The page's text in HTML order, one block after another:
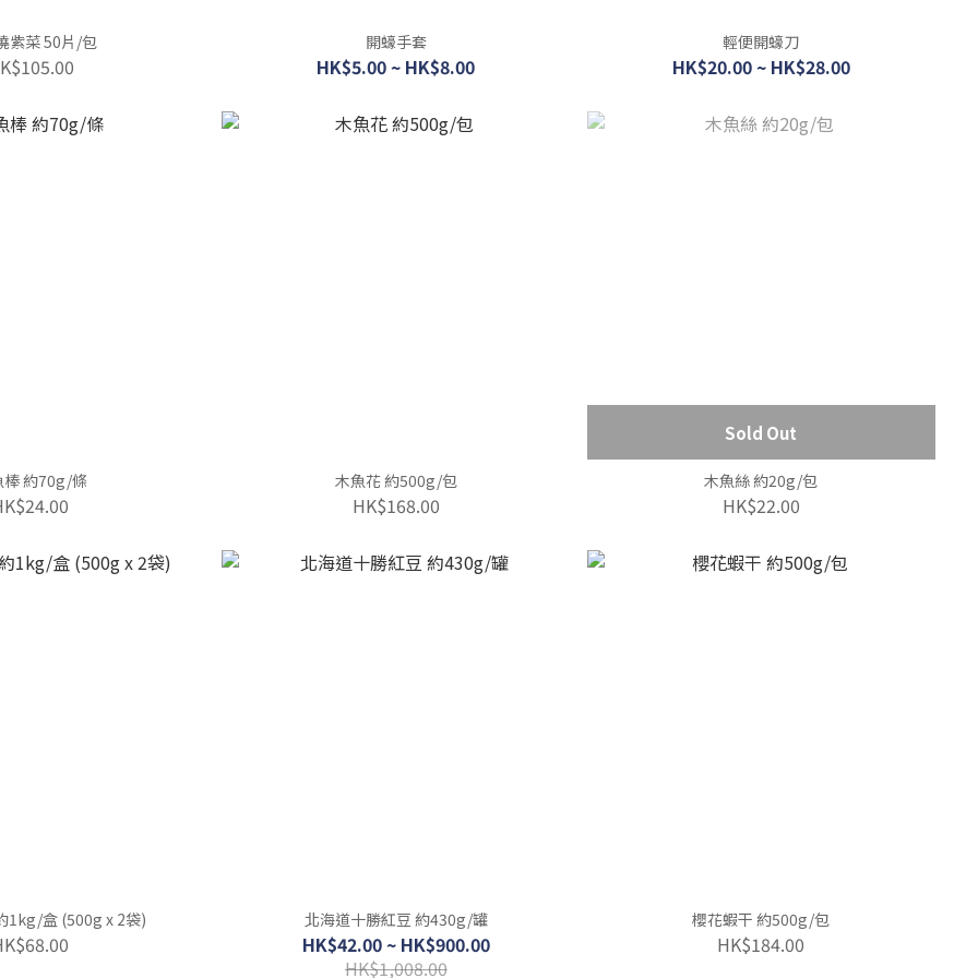
紫菜 50片/包 開蠔手套
HK$5.00 ~ HK$8.00
輕便開蠔刀
HK$20.00 ~ HK$28.00
棒 約70g/條 木魚花 約500g/包
HK$168.00
Sold Out
木魚絲 約20g/包
HK$22.00
1kg/盒 (500g x 2袋) 北海道十勝紅豆 約430g/罐
HK$42.00 ~ HK$900.00
HK$1,008.00
櫻花蝦干 約500g/包
HK$184.00